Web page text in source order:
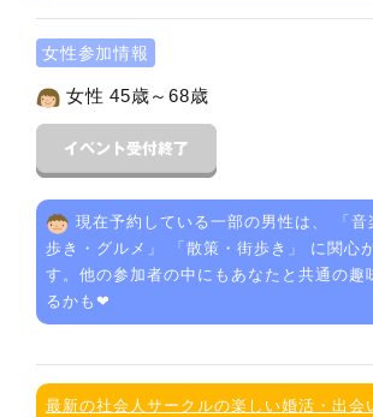
女性参加情報
女性 45歳～68歳
現在予約している一部の男性は、 「 音
歩き・グルメ 」 「 散策・街歩き 」 に関心
す。他の参加者の中にもあなたと共通の趣
るかも❤
最新の社会人サークルの楽しい婚活・出会